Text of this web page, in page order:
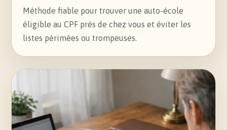
Méthode fiable pour trouver une auto-école
éligible au CPF près de chez vous et éviter les
listes périmées ou trompeuses.